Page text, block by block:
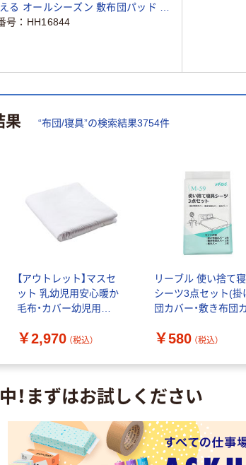
る オールシーズン 敷布団パッド 敷
ッドパット 新生活 寝具 春 非冷感
号 HH16844
果 “布団/寝具”の検索結果3754件
【アウトレット】マスセ
ット 乳幼児用安心暖か
毛布・カバー幼児用
￥2,970 （税込）
リーブル 使い捨て
シーツ3点セット(掛
団カバー・敷き布団カ
ット
￥580 （税込）
！まずはお試しください